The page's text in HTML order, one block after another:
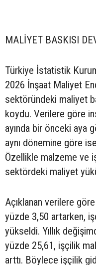
MALİYET BASKISI
Türkiye İstatistik
2026 İnşaat Maliyet
sektöründeki maliyet
koydu. Verilere göre
ayında bir önceki aya
aynı dönemine göre
Özellikle malzeme ve
sektördeki maliyet
Açıklanan verilere
yüzde 3,50 artarken,
yükseldi. Yıllık
yüzde 25,61, işçilik
arttı. Böylece işçilik